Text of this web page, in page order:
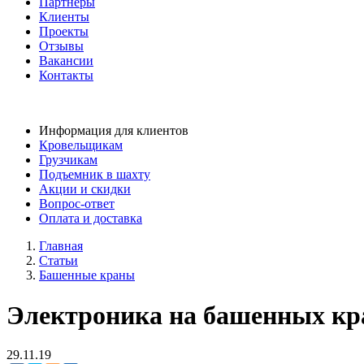
Клиенты
Проекты
Отзывы
Вакансии
Контакты
Информация для клиентов
Кровельщикам
Грузчикам
Подъемник в шахту
Акции и скидки
Вопрос-ответ
Оплата и доставка
Главная
Статьи
Башенные краны
Электроника на башенных
29.11.19